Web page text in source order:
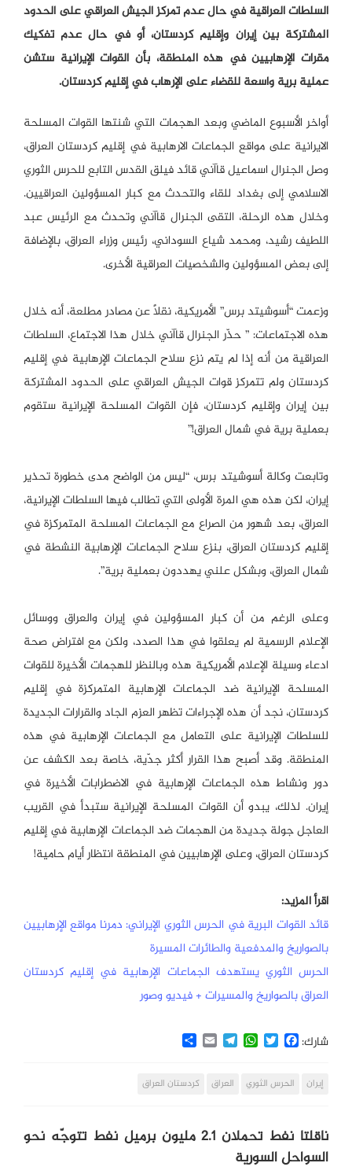
السلطات العراقية في حال عدم تمركز الجيش العراقي على الحدود
المشتركة بين إيران وإقليم كردستان، أو في حال عدم تفكيك
مقرات الإرهابيين في هذه المنطقة، بأن القوات الإيرانية ستشن
عملية برية واسعة للقضاء على الإرهاب في إقليم كردستان.
أواخر الأسبوع الماضي وبعد الهجمات التي شنتها القوات المسلحة
الايرانية على مواقع الجماعات الارهابية في إقليم كردستان العراق،
وصل الجنرال اسماعيل قاآني قائد فيلق القدس التابع للحرس الثوري
الاسلامي إلى بغداد للقاء والتحدث مع كبار المسؤولين العراقيين.
وخلال هذه الرحلة، التقى الجنرال قاآني وتحدث مع الرئيس عبد
اللطيف رشيد، ومحمد شياع السوداني، رئيس وزراء العراق، بالإضافة
إلى بعض المسؤولين والشخصيات العراقية الأخرى.
وزعمت “أسوشيتد برس” الأمريكية، نقلاً عن مصادر مطلعة، أنه خلال
هذه الاجتماعات: ” حذّر الجنرال قاآني خلال هذا الاجتماع، السلطات
العراقية من أنه إذا لم يتم نزع سلاح الجماعات الإرهابية في إقليم
كردستان ولم تتمركز قوات الجيش العراقي على الحدود المشتركة
بين إيران وإقليم كردستان، فإن القوات المسلحة الإيرانية ستقوم
بعملية برية في شمال العراق!”
وتابعت وكالة أسوشيتد برس، “ليس من الواضح مدى خطورة تحذير
إيران، لكن هذه هي المرة الأولى التي تطالب فيها السلطات الإيرانية،
العراق، بعد شهور من الصراع مع الجماعات المسلحة المتمركزة في
إقليم كردستان العراق، بنزع سلاح الجماعات الإرهابية النشطة في
شمال العراق، وبشكل علني يهددون ​​بعملية برية”.
وعلى الرغم من أن كبار المسؤولين في إيران والعراق ووسائل
الإعلام الرسمية لم يعلقوا في هذا الصدد، ولكن مع افتراض صحة
ادعاء وسيلة الإعلام الأمريكية هذه وبالنظر للهجمات الأخيرة للقوات
المسلحة الإيرانية ضد الجماعات الإرهابية المتمركزة في إقليم
كردستان، نجد أن هذه الإجراءات تظهر العزم الجاد والقرارات الجديدة
للسلطات الإيرانية على التعامل مع الجماعات الإرهابية في هذه
المنطقة. وقد أصبح هذا القرار أكثر جدّية، خاصة بعد الكشف عن
دور ونشاط هذه الجماعات الإرهابية في الاضطرابات الأخيرة في
إيران. لذلك، يبدو أن القوات المسلحة الإيرانية ستبدأ في القريب
العاجل جولة جديدة من الهجمات ضد الجماعات الإرهابية في إقليم
كردستان العراق، وعلى الإرهابيين في المنطقة انتظار أيام حامية!
اقرأ المزيد:
قائد القوات البرية في الحرس الثوري الإيراني: دمرنا مواقع الإرهابيين
بالصواريخ والمدفعية والطائرات المسيرة
الحرس الثوري يستهدف الجماعات الإرهابية في إقليم كردستان
العراق بالصواريخ والمسيرات + فيديو وصور
شارك: Facebook
Twitter
WhatsApp
Telegram
Email
Share
إيران الحرس الثوري العراق كردستان العراق
ناقلتا نفط تحملان 2.1 مليون برميل نفط تتوجّه نحو
السواحل السورية